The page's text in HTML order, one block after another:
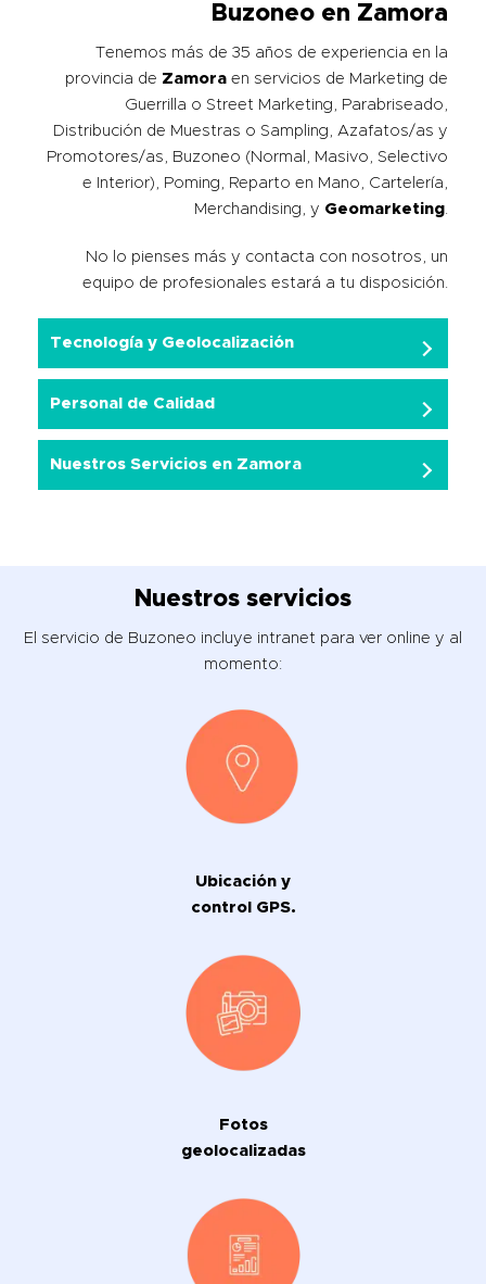
Buzoneo en Zamora
Tenemos más de 35 años de experiencia en la
provincia de Zamora en servicios de Marketing de
Guerrilla o Street Marketing, Parabriseado,
Distribución de Muestras o Sampling, Azafatos/as y
Promotores/as, Buzoneo (Normal, Masivo, Selectivo
e Interior), Poming, Reparto en Mano, Cartelería,
Merchandising, y Geomarketing
No lo pienses más y contacta con nosotros, un
equipo de profesionales estará a tu disposición.
Tecnología y Geolocalización
Personal de Calidad
Nuestros Servicios en Zamora
Nuestros servicios
El servicio de Buzoneo incluye intranet para ver online y al
momento:
Ubicación y
control GPS.
Fotos
geolocalizadas